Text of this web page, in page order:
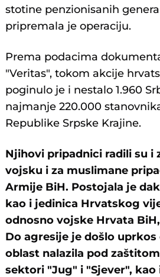
stotine penzionisanih
pripremala je operaciju.
Prema podacima
"Veritas", tokom akcije
poginulo je i nestalo 1.960
najmanje 220.000
Republike Srpske Krajine.
Njihovi pripadnici radili su i
vojsku i za muslimane
Armije BiH. Postojala je
kao i jedinica Hrvatskog
odnosno vojske Hrvata
Do agresije je došlo
oblast nalazila pod
sektori "Jug" i "Sjever", kao